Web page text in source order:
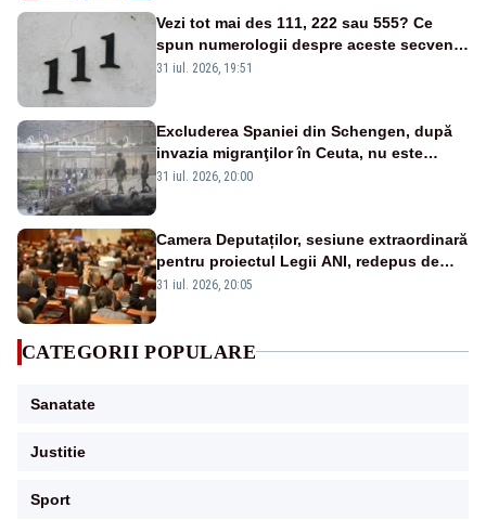
Vezi tot mai des 111, 222 sau 555? Ce
spun numerologii despre aceste secvențe
și cum explică psihologii fenomenul
31 iul. 2026, 19:51
Excluderea Spaniei din Schengen, după
invazia migranţilor în Ceuta, nu este
posibilă - ANALIZĂ
31 iul. 2026, 20:00
Camera Deputaților, sesiune extraordinară
pentru proiectul Legii ANI, redepus de
PNL și USR
31 iul. 2026, 20:05
CATEGORII POPULARE
Sanatate
Justitie
Sport